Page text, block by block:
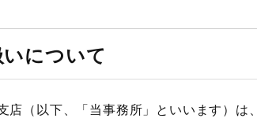
について
店（以下、「当事務所」といいます）